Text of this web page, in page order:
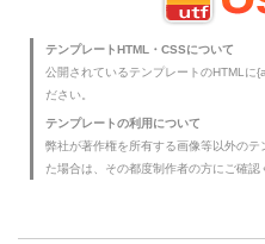
テンプレートHTML・CSSについて
公開されているテンプレートのHTMLに
ださい。
テンプレートの利用について
弊社が著作権を所有する画像等以外の
た場合は、その都度制作者の方にご確認